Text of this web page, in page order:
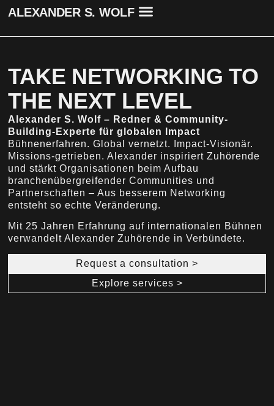
ALEXANDER S. WOLF
TAKE NETWORKING TO
THE NEXT LEVEL
Alexander S. Wolf – Redner & Community-
Building-Experte für globalen Impact
Bühnenerfahren. Global vernetzt. Impact-Visionär.
Missions-getrieben. Alexander inspiriert Zuhörende
und stärkt Organisationen beim Aufbau
branchenübergreifender Communities und
Partnerschaften – Aus besserem Networking
entsteht so echte Veränderung.
Mit 25 Jahren Erfahrung auf internationalen Bühnen
verwandelt Alexander Zuhörende in Verbündete.
Request a consultation >
Explore services >